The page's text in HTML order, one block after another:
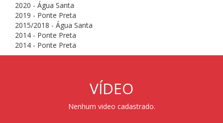
2020 - Água Santa
2019 - Ponte Preta
2015/2018 - Água Santa
2014 - Ponte Preta
2014 - Ponte Preta
VÍDEO
Nenhum video cadastrado.